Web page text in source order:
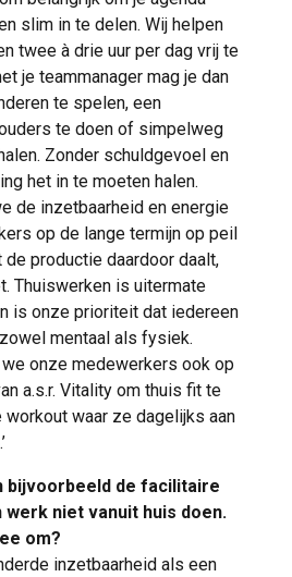
slim in te delen. Wij helpen
twee à drie uur per dag vrij te
je teammanager mag je dan
te spelen, een
te doen of simpelweg
Zonder schuldgevoel en
het in te moeten halen.
de inzetbaarheid en energie
op de lange termijn op peil
de productie daardoor daalt,
Thuiswerken is uitermate
is onze prioriteit dat iedereen
mentaal als fysiek.
we onze medewerkers ook op
a.s.r. Vitality om thuis fit te
workout waar ze dagelijks aan
bijvoorbeeld de facilitaire
werk niet vanuit huis doen.
om?
inzetbaarheid als een